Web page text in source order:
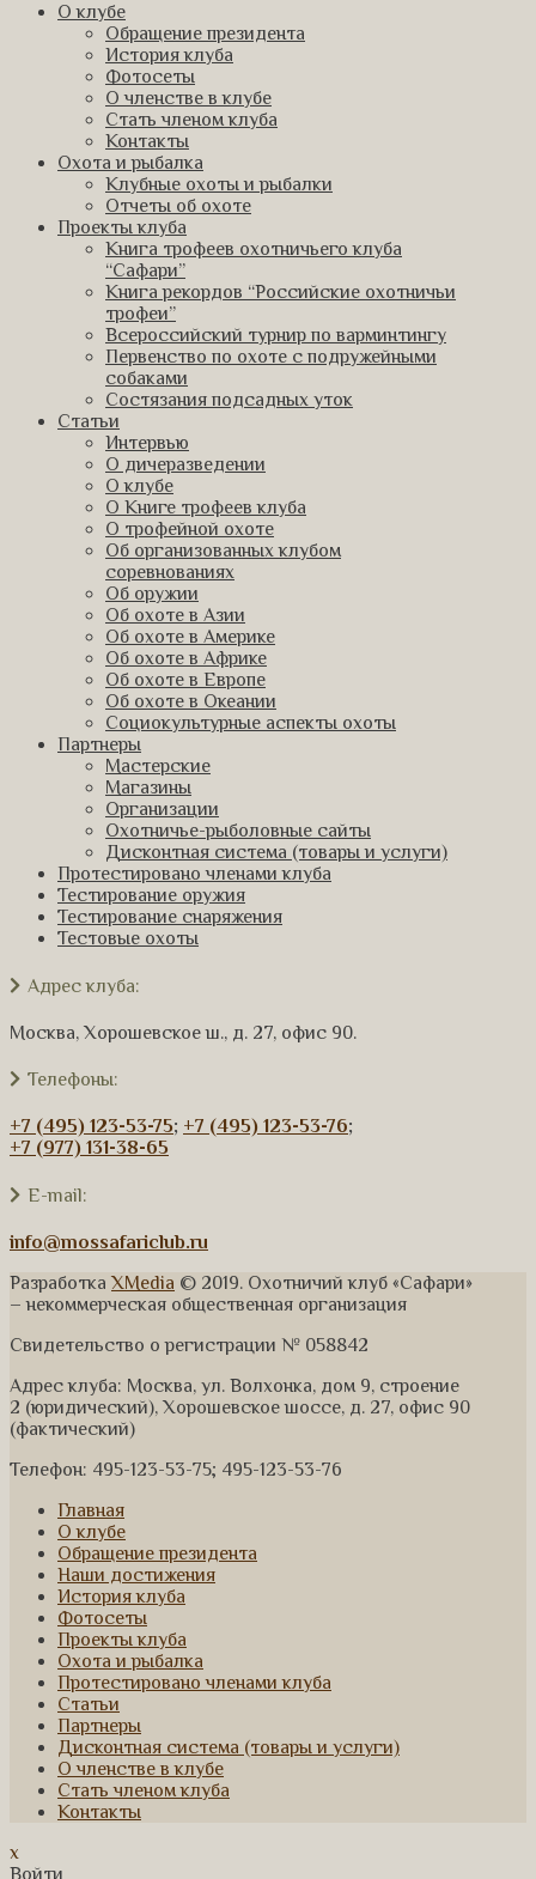
О клубе
Обращение президента
История клуба
Фотосеты
О членстве в клубе
Стать членом клуба
Контакты
Охота и рыбалка
Клубные охоты и рыбалки
Отчеты об охоте
Проекты клуба
Книга трофеев охотничьего клуба
“Сафари”
Книга рекордов “Российские охотничьи
трофеи”
Всероссийский турнир по варминтингу
Первенство по охоте с подружейными
собаками
Состязания подсадных уток
Статьи
Интервью
О дичеразведении
О клубе
О Книге трофеев клуба
О трофейной охоте
Об организованных клубом
соревнованиях
Об оружии
Об охоте в Азии
Об охоте в Америке
Об охоте в Африке
Об охоте в Европе
Об охоте в Океании
Социокультурные аспекты охоты
Партнеры
Мастерские
Магазины
Организации
Охотничье-рыболовные сайты
Дисконтная система (товары и услуги)
Протестировано членами клуба
Тестирование оружия
Тестирование снаряжения
Тестовые охоты
Адрес клуба:
Москва, Хорошевское ш., д. 27, офис 90.
Телефоны:
+7 (495) 123-53-75; +7 (495) 123-53-76;
+7 (977) 131-38-65
E-mail:
info@mossafariclub.ru
Разработка XMedia © 2019. Охотничий клуб «Сафари»
– некоммерческая общественная организация
Свидетельство о регистрации № 058842
Адрес клуба: Москва, ул. Волхонка, дом 9, строение
2 (юридический), Хорошевское шоссе, д. 27, офис 90
(фактический)
Телефон: 495-123-53-75; 495-123-53-76
Главная
О клубе
Обращение президента
Наши достижения
История клуба
Фотосеты
Проекты клуба
Охота и рыбалка
Протестировано членами клуба
Статьи
Партнеры
Дисконтная система (товары и услуги)
О членстве в клубе
Стать членом клуба
Контакты
x
Войти